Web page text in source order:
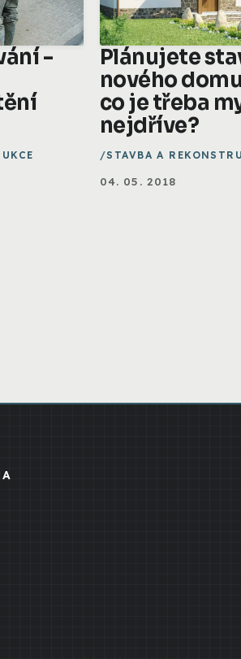
-
Plánujete
nového
co je třeba
nejdříve?
STAVBA A
04. 05. 2018